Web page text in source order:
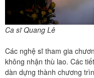
Ca sĩ Quang Lê
Các nghệ sĩ tham gia
không nhận thù lao. Các
dàn dựng thành chương